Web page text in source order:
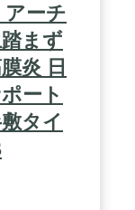
な矯正イン
わる素晴ら
ルリフトま
ミアムシリ
ジェルのグ
。踵骨ヒー
ーキング、
ルクッショ
の偉大な靴
底筋膜炎の
アーチ
まず
炎 日
ート
タイ